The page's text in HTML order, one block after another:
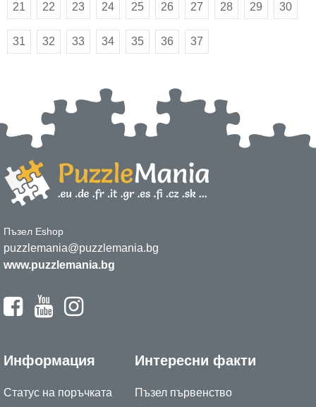
21 22 23 24 25 26 27 28 29 30
31 32 33 34 35 36 37
Пъзел Eshop
puzzlemania@puzzlemania.bg
www.puzzlemania.bg
Информация
Статус на поръчката
Интересни факти
Пъзел първенство